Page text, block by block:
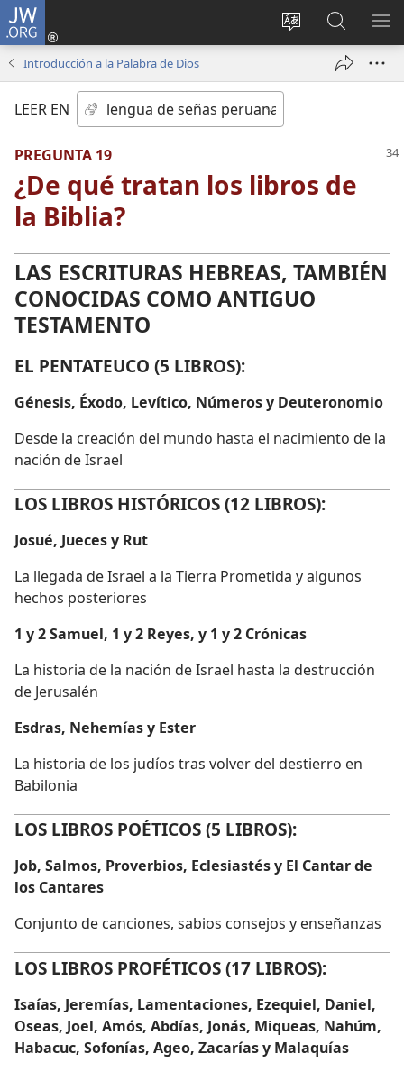
JW.ORG
Idioma
escoger
del sitio
Iniciar
sesión
nueva
ventana)
en
jw.org
Introducción a la Palabra de Dios
LEER EN
PREGUNTA 19
¿De qué tratan los libros de
la Biblia?
LAS ESCRITURAS HEBREAS, TAMBIÉN
CONOCIDAS COMO ANTIGUO
TESTAMENTO
EL PENTATEUCO (5 LIBROS):
Génesis, Éxodo, Levítico, Números y Deuteronomio
Desde la creación del mundo hasta el nacimiento de la
nación de Israel
LOS LIBROS HISTÓRICOS (12 LIBROS):
Josué, Jueces y Rut
La llegada de Israel a la Tierra Prometida y algunos
hechos posteriores
1 y 2 Samuel, 1 y 2 Reyes, y 1 y 2 Crónicas
La historia de la nación de Israel hasta la destrucción
de Jerusalén
Esdras, Nehemías y Ester
La historia de los judíos tras volver del destierro en
Babilonia
LOS LIBROS POÉTICOS (5 LIBROS):
Job, Salmos, Proverbios, Eclesiastés y El Cantar de
los Cantares
Conjunto de canciones, sabios consejos y enseñanzas
LOS LIBROS PROFÉTICOS (17 LIBROS):
Isaías, Jeremías, Lamentaciones, Ezequiel, Daniel,
Oseas, Joel, Amós, Abdías, Jonás, Miqueas, Nahúm,
Habacuc, Sofonías, Ageo, Zacarías y Malaquías